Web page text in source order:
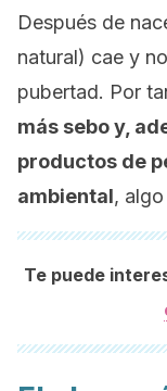
Después de
natural) cae y
pubertad. Por
más sebo y,
productos de
ambiental,
Te puede